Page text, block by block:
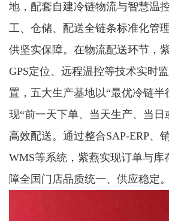
地，配套自建冷链物流与智慧温
工、仓储、配送全链条标准化管
供坚实保障。在物流配送环节，
GPS定位、远程温控等技术实时
置，五大生产基地以“最优冷链半
现“前一天下单、当天生产、当日
高效配送。通过整合SAP-ERP、
WMS等系统，紫燕实现订单与库
障全国门店品质统一、供应稳定。